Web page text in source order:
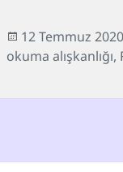
Yayın
tarihi
12 Temmuz 2020
okuma alışkanlığı,